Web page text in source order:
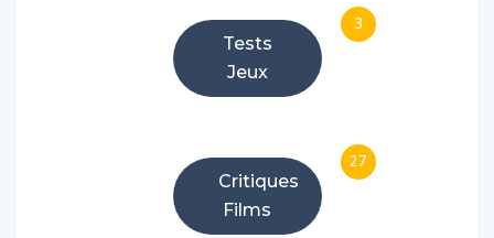
Tests
Jeux
3
Critiques
Films
27